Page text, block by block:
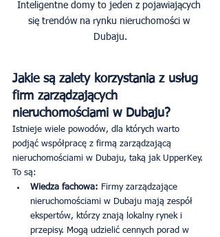
Inteligentne domy to jeden z pojawiających
się trendów na rynku nieruchomości w
Dubaju.
Jakie są zalety korzystania z usług
firm zarządzających
nieruchomościami w Dubaju?
Istnieje wiele powodów, dla których warto
podjąć współpracę z firmą zarządzającą
nieruchomościami w Dubaju, taką jak UpperKey.
To są:
Wiedza fachowa: Firmy zarządzające
nieruchomościami w Dubaju mają zespół
ekspertów, którzy znają lokalny rynek i
przepisy. Mogą udzielić cennych porad w